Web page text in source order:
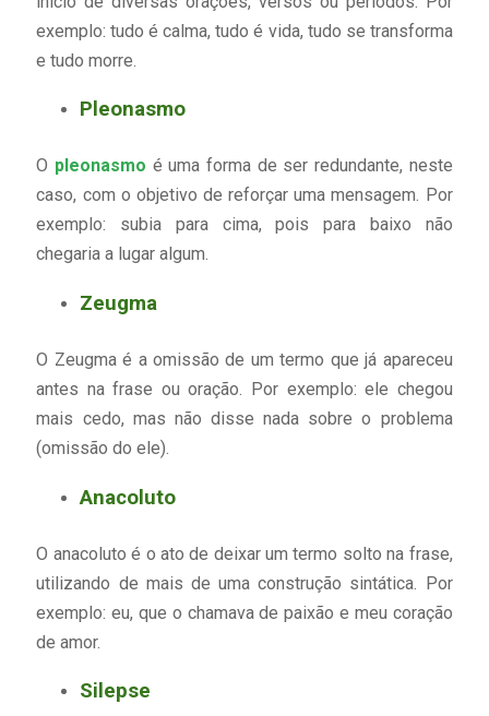
exemplo: tudo é calma, tudo é vida, tudo se transforma
e tudo morre.
Pleonasmo
O pleonasmo é uma forma de ser redundante, neste
caso, com o objetivo de reforçar uma mensagem. Por
exemplo: subia para cima, pois para baixo não
chegaria a lugar algum.
Zeugma
O Zeugma é a omissão de um termo que já apareceu
antes na frase ou oração. Por exemplo: ele chegou
mais cedo, mas não disse nada sobre o problema
(omissão do ele).
Anacoluto
O anacoluto é o ato de deixar um termo solto na frase,
utilizando de mais de uma construção sintática. Por
exemplo: eu, que o chamava de paixão e meu coração
de amor.
Silepse